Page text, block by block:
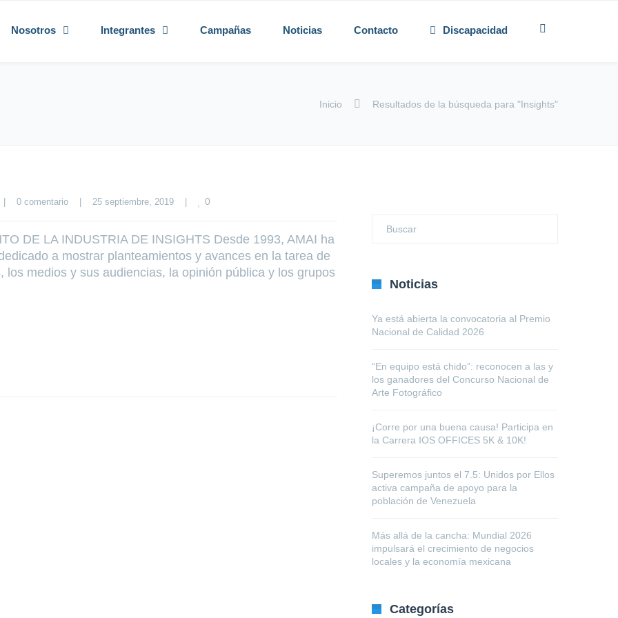
Nosotros Integrantes Campañas Noticias Contacto Discapacidad
Inicio Resultados de la búsqueda para "Insights"
0 comentario 25 septiembre, 2019 0
DE LA INDUSTRIA DE INSIGHTS Desde 1993, AMAI ha
a mostrar planteamientos y avances en la tarea de
medios y sus audiencias, la opinión pública y los grupos
Noticias
Ya está abierta la convocatoria al Premio
Nacional de Calidad 2026
“En equipo está chido”: reconocen a las y
los ganadores del Concurso Nacional de
Arte Fotográfico
¡Corre por una buena causa! Participa en
la Carrera IOS OFFICES 5K & 10K!
Superemos juntos el 7.5: Unidos por Ellos
activa campaña de apoyo para la
población de Venezuela
Más allá de la cancha: Mundial 2026
impulsará el crecimiento de negocios
locales y la economía mexicana
Categorías